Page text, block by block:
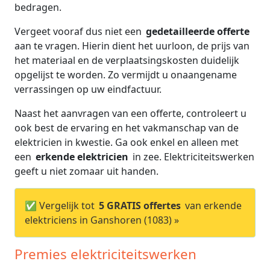
bedragen.
Vergeet vooraf dus niet een gedetailleerde offerte
aan te vragen. Hierin dient het uurloon, de prijs van
het materiaal en de verplaatsingskosten duidelijk
opgelijst te worden. Zo vermijdt u onaangename
verrassingen op uw eindfactuur.
Naast het aanvragen van een offerte, controleert u
ook best de ervaring en het vakmanschap van de
elektricien in kwestie. Ga ook enkel en alleen met
een erkende elektricien in zee. Elektriciteitswerken
geeft u niet zomaar uit handen.
✅ Vergelijk tot 5 GRATIS offertes van erkende
elektriciens in Ganshoren (1083) »
Premies elektriciteitswerken